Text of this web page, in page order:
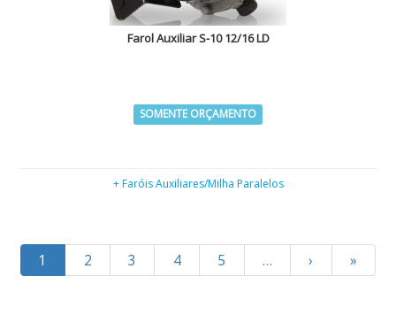
Farol Auxiliar S-10 12/16 LD
SOMENTE ORÇAMENTO
+ Faróis Auxiliares/Milha Paralelos
1 2 3 4 5 … › »